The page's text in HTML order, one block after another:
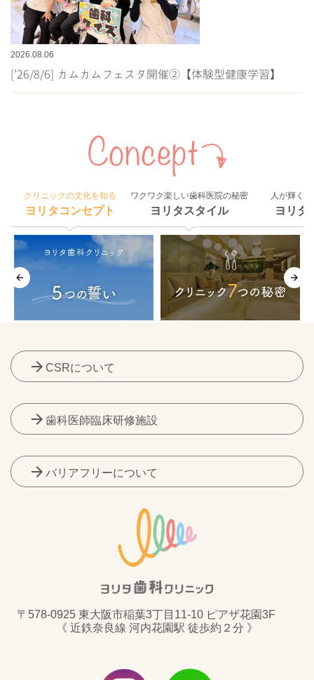
2026.08.06
[’26/8/6] カムカムフェスタ開催②【体験型健康学習】
クリニックの文化を知る
ヨリタコンセプト
ワクワク楽しい歯科医院の秘密
ヨリタスタイル
人が輝く
ヨリタ
arrow_forward CSRについて
arrow_forward 歯科医師臨床研修施設
arrow_forward バリアフリーについて
〒578-0925 東大阪市稲葉3丁目11-10 ピアザ花園3F
《 近鉄奈良線 河内花園駅 徒歩約２分 》